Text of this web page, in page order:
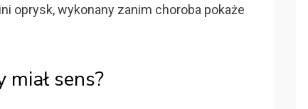
oprysk, wykonany zanim choroba pokaże
sens?